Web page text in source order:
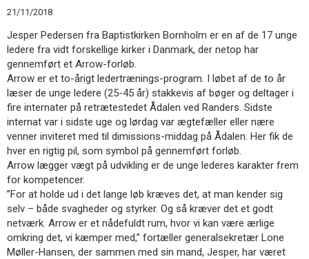
11.0:
Kalender
13.0:
Værktøjskassen
14.0:
Mission
15.0:
Om
BaptistKirken
16.0:
Kontakt
Næste
Kirkevækst
Burundi
Forrige
indlæg:
Release-
party
21/11/2018
Jesper Pedersen fra Baptistkirken Bornholm er en af de 17 unge
ledere fra vidt forskellige kirker i Danmark, der netop har
gennemført et Arrow-forløb.
Arrow er et to-årigt ledertrænings-program. I løbet af de to år
læser de unge ledere (25-45 år) stakkevis af bøger og deltager i
fire internater på retrætestedet Ådalen ved Randers. Sidste
internat var i sidste uge og lørdag var ægtefæller eller nære
venner inviteret med til dimissions-middag på Ådalen. Her fik de
hver en rigtig pil, som symbol på gennemført forløb.
Arrow lægger vægt på udvikling er de unge lederes karakter frem
for kompetencer.
”For at holde ud i det lange løb kræves det, at man kender sig
selv – både svagheder og styrker. Og så kræver det et godt
netværk. Arrow er et nådefuldt rum, hvor vi kan være ærlige
omkring det, vi kæmper med,” fortæller generalsekretær Lone
Møller-Hansen, der sammen med sin mand, Jesper, har været